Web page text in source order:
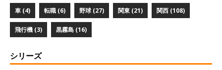
車 (4) 転職 (6) 野球 (27) 関東 (21) 関西 (108)
飛行機 (3) 黒霧島 (16)
シリーズ